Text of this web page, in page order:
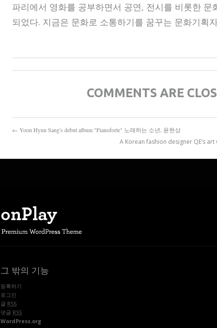
파리에서 영화를 공부하면서 공연, 전시를 비롯한 문
되었다. 지금은 문화로 소통하기를 꿈꾸는 문화기획
COMMENTS ARE
← Yoon Hyun Sang's debut album "Pianoforte" 노래하는 소년, 윤현상
A Korean fashion designer QE’s
그 밖의 기능
등록하기
로그인
글 RSS
댓글 RSS
WordPress.org